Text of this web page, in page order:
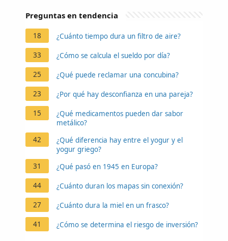
Preguntas en tendencia
18 ¿Cuánto tiempo dura un filtro de aire?
33 ¿Cómo se calcula el sueldo por día?
25 ¿Qué puede reclamar una concubina?
23 ¿Por qué hay desconfianza en una pareja?
15
¿Qué medicamentos pueden dar sabor
metálico?
42
¿Qué diferencia hay entre el yogur y el
yogur griego?
31
¿Qué pasó en 1945 en Europa?
44 ¿Cuánto duran los mapas sin conexión?
27 ¿Cuánto dura la miel en un frasco?
41 ¿Cómo se determina el riesgo de inversión?